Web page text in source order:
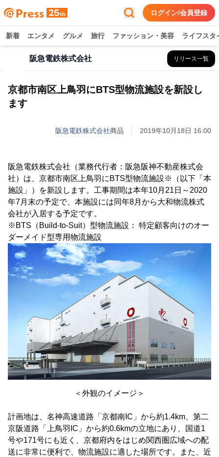
ログイン/会員登録
新着 エンタメ グルメ 旅行 ファッション・美容 ライフスタ
阪急電鉄株式会社 リリース一覧
京都市南区上鳥羽にBTS型物流施設を新設し
ます
阪急電鉄株式会社商品 2019年10月18日 16:00
阪急電鉄株式会社（業務代行者：阪急阪神不動産株式会
社）は、京都市南区上鳥羽にBTS型物流施設※（以下「本
施設」）を新設します。工事期間は本年10月21日～2020
年7月末の予定で、本施設には同年8月から大和物流株式
会社が入居する予定です。
※BTS（Build-to-Suit）型物流施設： 特定顧客向けのオー
ダーメイド型専用物流施設
＜外観のイメージ＞
計画地は、名神高速道路「京都南IC」から約1.4km、第二
京阪道路「上鳥羽IC」から約0.6kmの立地にあり、国道1
号や171号にも近く、京都府内をはじめ関西圏広域への配
送に非常に便利で、物流施設に適した場所です。また、近